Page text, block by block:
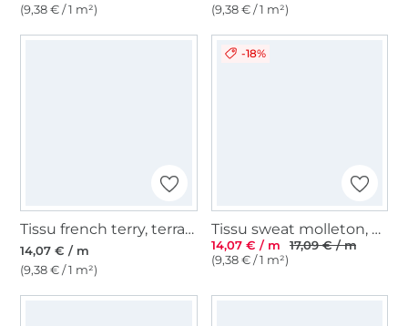
(9,38 € / 1 m²)
(9,38 € / 1 m²)
Tissu french terry, terracotta
14,07 € / m
(9,38 € / 1 m²)
-18%
Tissu sweat molleton, bleu pétrole clair
14,07 € / m
17,09 € / m
(9,38 € / 1 m²)